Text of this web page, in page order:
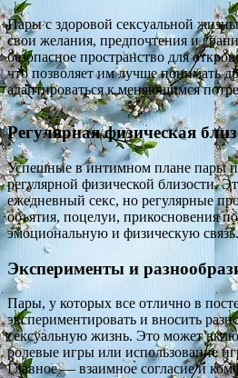
Пары с здоровой сексуальной
свои желания, предпочтения и
безопасное пространство для
что позволяет им лучше понимать
адаптироваться к меняющимся
Регулярная физическая
Успешные в интимном плане пары
регулярной физической близости.
ежедневный секс, но регулярные
объятия, поцелуи, прикосновения
эмоциональную и физическую связь.
Эксперименты и
Пары, у которых все отлично в
экспериментировать и вносить
сексуальную жизнь. Это может
ролевые игры или использование
Главное — взаимное согласие и